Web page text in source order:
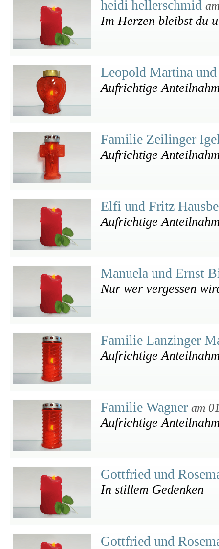
heidi hellerschmid
Im Herzen bleibst du
Leopold Martina
Aufrichtige
Familie Zeilinger
Aufrichtige
Elfi und Fritz
Aufrichtige
Manuela und Ernst
Nur wer vergessen
Familie Lanzinger
Aufrichtige
Familie Wagner am
Aufrichtige
Gottfried und
In stillem Gedenken
Gottfried und